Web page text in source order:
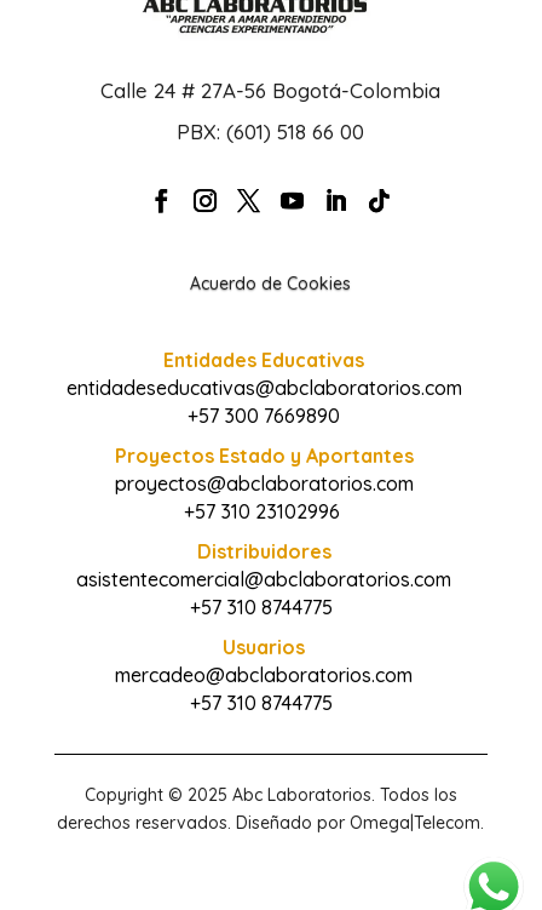
Calle 24 # 27A-56 Bogotá-Colombia
PBX: (601) 518 66 00
Acuerdo de Cookies
Entidades Educativas
entidadeseducativas@abclaboratorios.com
+57 300 7669890
Proyectos Estado y Aportantes
proyectos@abclaboratorios.com
+57 310 23102996
Distribuidores
asistentecomercial@abclaboratorios.com
+57 310 8744775
Usuarios
mercadeo@abclaboratorios.com
+57 310 8744775
Copyright © 2025 Abc Laboratorios. Todos los
derechos reservados. Diseñado por Omega|Telecom.